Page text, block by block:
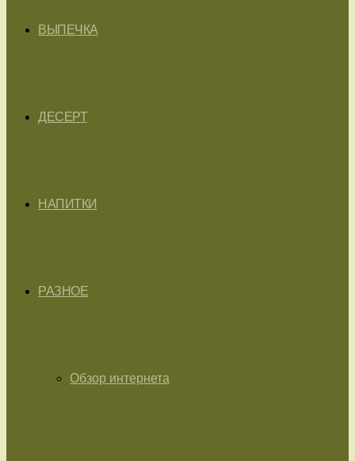
ВЫПЕЧКА
ДЕСЕРТ
НАПИТКИ
РАЗНОЕ
Обзор интернета